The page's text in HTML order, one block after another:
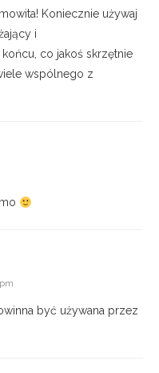
Koniecznie używaj
i
co jakoś skrzętnie
wspólnego z
być używana przez